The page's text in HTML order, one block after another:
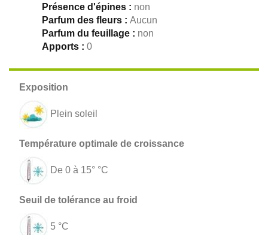
Présence d'épines : non
Parfum des fleurs : Aucun
Parfum du feuillage : non
Apports : 0
Plein soleil
De 0 à 15° °C
5 °C